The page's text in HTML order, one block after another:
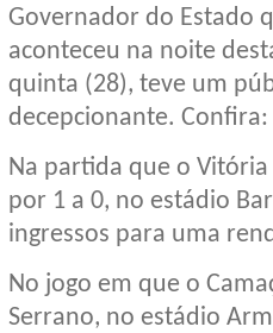
Governador do Estado
aconteceu na noite
quinta (28), teve um
decepcionante. Confira:
Na partida que o
por 1 a 0, no estádio
ingressos para uma
No jogo em que o
Serrano, no estádio